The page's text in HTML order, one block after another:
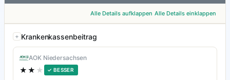
Alle Details aufklappen Alle Details einklappen
Krankenkassenbeitrag
AOK Niedersachsen
★★ ★ ✓ BESSER